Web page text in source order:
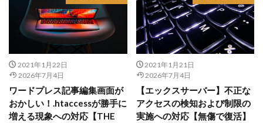
2021年1月22日
2026年7月4日
ワードプレス記事編集画面が
おかしい！.htaccessが勝手に
増える現象への対応【THE
2021年1月21日
2026年7月4日
【エックスサーバー】不正な
アクセスの検知および制限の
実施への対応【無傷で復活】